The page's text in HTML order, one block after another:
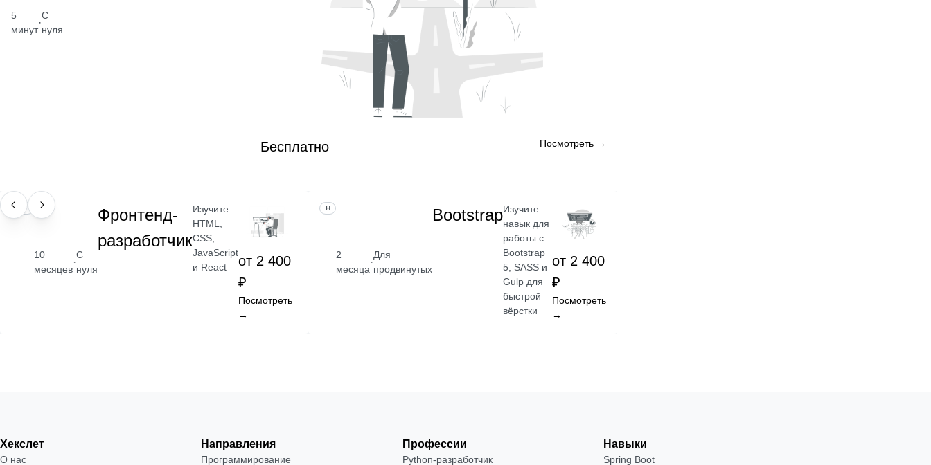
5
минут
·
С
нуля
Бесплатно Посмотреть →
ПРОФЕССИЯ
10
месяцев
·
С
нуля
Фронтенд-
разработчик
Изучите
HTML,
CSS,
JavaScript
и React
от 2 400
₽
Посмотреть
→
НАВЫК
2
месяца
·
Для
продвинутых
BootstrapИзучите
навык для
работы с
Bootstrap
5, SASS и
Gulp для
быстрой
вёрстки
от 2 400
₽
Посмотреть
→
Хекслет
О нас
Направления
Программирование
Профессии
Python-разработчик
Навыки
Spring Boot